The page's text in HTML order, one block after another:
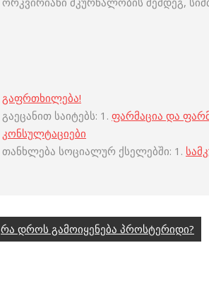
გაფრთხილება!
გაეცანით საიტებს: 1. ფარმაცია და
კონსულტაციები
თანხლება სოციალურ ქსელებში: 1.
რა დროს გამოიყენება პროსტერიდი?